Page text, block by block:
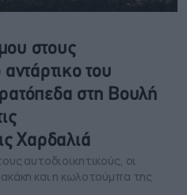
στους
αντάρτικο του
στη Βουλή
Χαρδαλιά
αυτοδιοικητικούς, οι
και η κωλοτούμπα της